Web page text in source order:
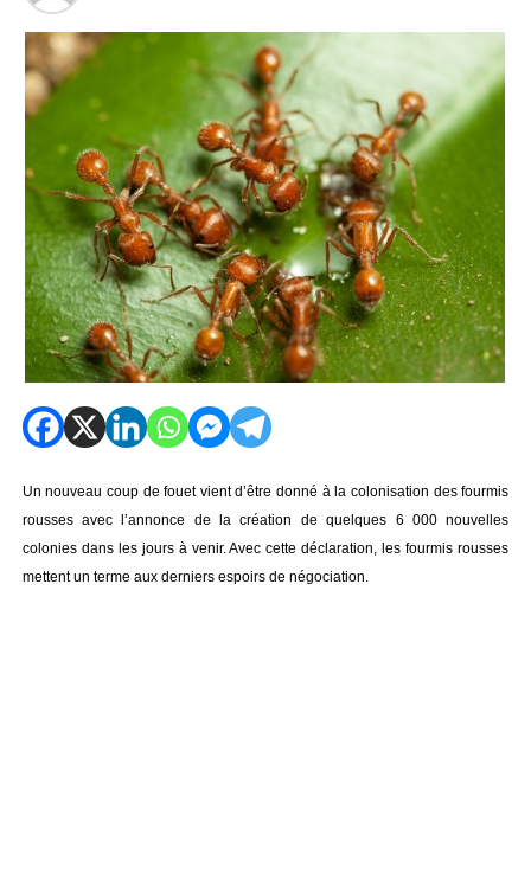
Un nouveau coup de fouet vient d’être donné à la colonisation des fourmis
rousses avec l’annonce de la création de quelques 6 000 nouvelles
colonies dans les jours à venir. Avec cette déclaration, les fourmis rousses
mettent un terme aux derniers espoirs de négociation.